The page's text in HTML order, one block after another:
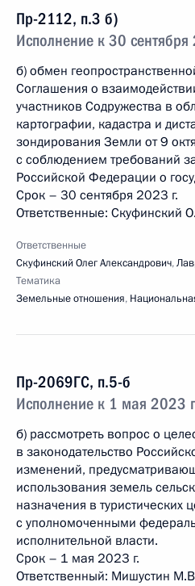
Пр-2112, п.3 б)
Исполнение к 30
б) обмен
Соглашения о
участников Содружества в
картографии, кадастра и
зондирования Земли от 9
с соблюдением требований
Российской Федерации о
Срок – 30 сентября 2023 г.
Ответственные: Скуфинский
Ответственные
Скуфинский Олег Александрович,
Тематика
Земельные отношения,
Пр-2069ГС, п.5-б
Исполнение к 1 мая 2023
б) рассмотреть вопрос о
в законодательство
изменений,
использования земель
назначения в туристических
с уполномоченными
исполнительной власти.
Срок – 1 мая 2023 г.
Ответственный: Мишустин